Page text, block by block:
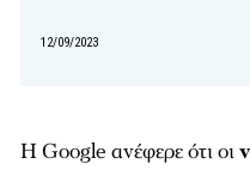
12/09/2023
Η Google ανέφερε ότι οι